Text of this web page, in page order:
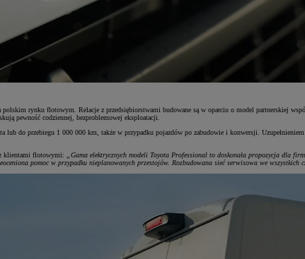
rynku flotowym. Relacje z przedsiębiorstwami budowane są w oparciu o model partnerskiej
pewność codziennej, bezproblemowej eksploatacji.
lub do przebiegu 1 000 000 km, także w przypadku pojazdów po zabudowie i konwersji.
klientami flotowymi: „Gama elektrycznych modeli Toyota Professional to doskonała propozycja dla
pomoc w przypadku nieplanowanych przestojów. Rozbudowana sieć serwisowa we